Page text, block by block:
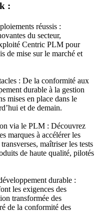
:
réussis :
du secteur,
Centric PLM pour
de mise sur le marché et
: De la conformité aux
durable à la gestion
mises en place dans le
et de demain.
via le PLM : Découvrez
marques à accélérer les
maîtriser les tests
de haute qualité, pilotés
durable :
les exigences des
transformée des
de la conformité des